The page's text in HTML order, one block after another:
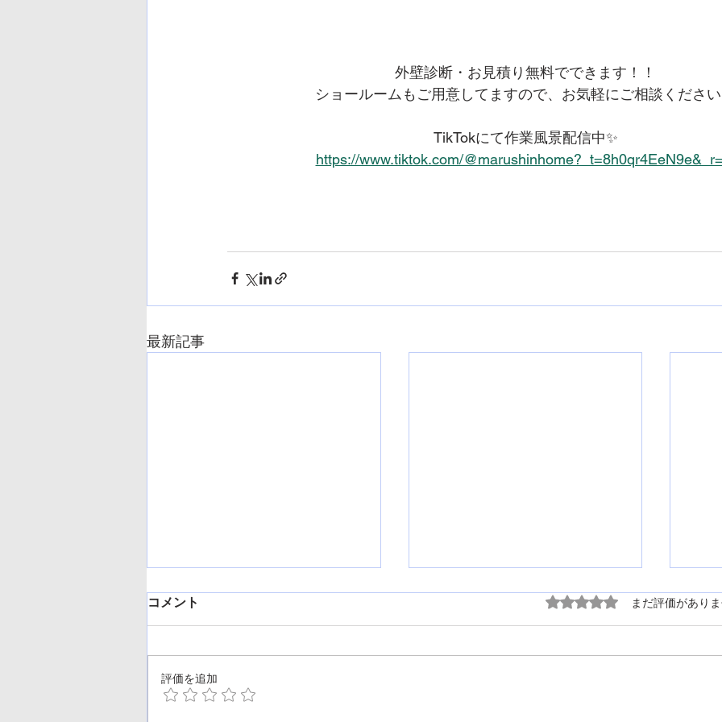
外壁診断・お見積り無料でできます！！
ショールームもご用意してますので、お気軽にご相談ください
TikTokにて作業風景配信中✨
https://www.tiktok.com/
最新記事
夏季休業のお知らせ🍉
コメント 5つ星のうち0と評価されて
まだ評価があり
評価を追加